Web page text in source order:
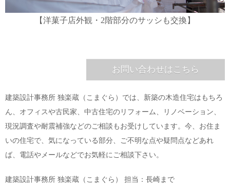
【洋菓子店外観・2階部分のサッシも交換】
お問い合わせはこちら
建築設計事務所 独楽蔵（こまぐら）では、新築の木造住宅はもちろ
ん、オフィスや古民家、中古住宅のリフォーム、リノベーション、
現況調査や耐震補強などのご相談もお受けしています。今、お住ま
いの住宅で、気になっている部分、ご不明な点や疑問点などあれ
ば、電話やメールなどでお気軽にご相談下さい。
建築設計事務所 独楽蔵（こまぐら） 担当：長崎まで